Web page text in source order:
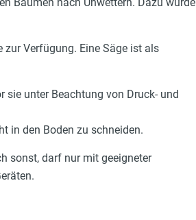
Verfügung. Eine Säge ist als
unter Beachtung von Druck- und
in den Boden zu schneiden.
sonst, darf nur mit geeigneter